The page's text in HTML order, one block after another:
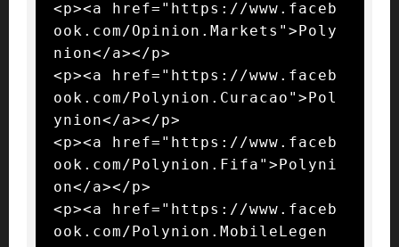
<p><a href="https://www.faceb
ook.com/Opinion.Markets">Poly
nion</a></p>
<p><a href="https://www.faceb
ook.com/Polynion.Curacao">Pol
ynion</a></p>
<p><a href="https://www.faceb
ook.com/Polynion.Fifa">Polyni
on</a></p>
<p><a href="https://www.faceb
ook.com/Polynion.MobileLegen